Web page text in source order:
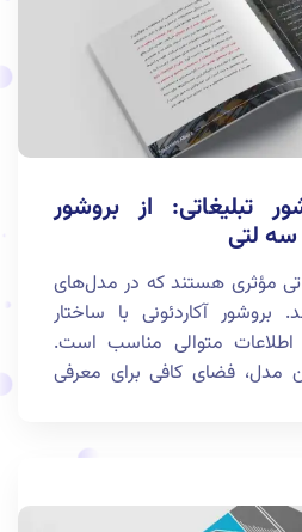
تبلیغاتی: از بروشور
سه لتی
مؤثری هستند که در مدل‌های
آکاردئونی با ساختار
اطلاعات متوالی مناسب است.
مدل، فضای کافی برای معرفی
با طراحی‌های نوآورانه برای
و مخاطبان، قابلیت‌ها و مزایای